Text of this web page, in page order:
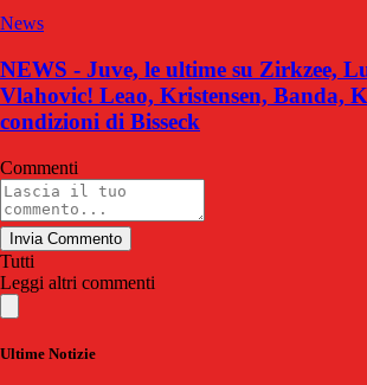
News
NEWS - Juve, le ultime su Zirkzee,
Vlahovic! Leao, Kristensen, Banda,
condizioni di Bisseck
Commenti
Invia Commento
Tutti
Leggi altri commenti
Ultime Notizie